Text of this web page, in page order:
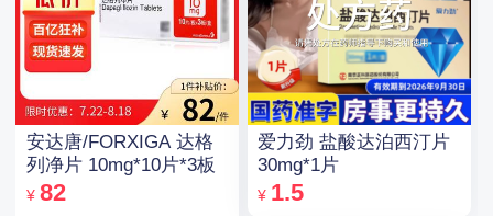
安达唐/FORXIGA 达格
列净片 10mg*10片*3板
¥ 82
爱力劲 盐酸达泊西汀片
30mg*1片
¥ 1.5